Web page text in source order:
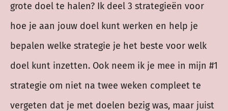
grote doel te halen? Ik deel 3 strategieën voor
hoe je aan jouw doel kunt werken en help je
bepalen welke strategie je het beste voor welk
doel kunt inzetten. Ook neem ik je mee in mijn #1
strategie om niet na twee weken compleet te
vergeten dat je met doelen bezig was, maar juist